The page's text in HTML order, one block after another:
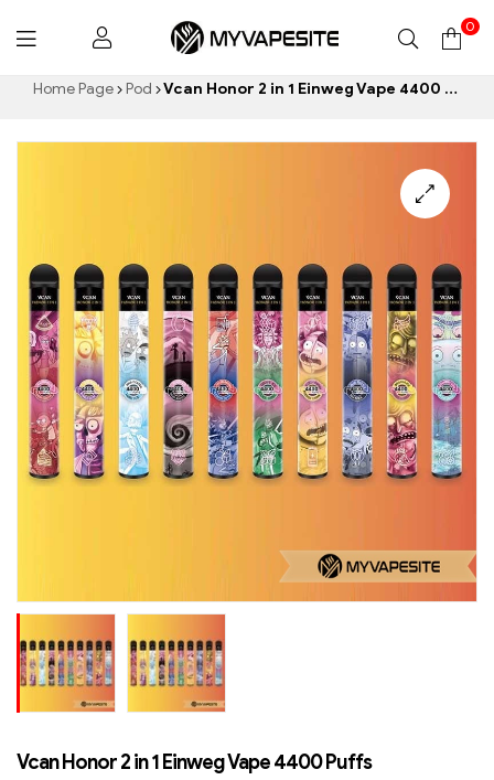
Myvapesite.de
0
Home Page Pod Vcan Honor 2 in 1 Einweg Vape 4400 Puffs
Vcan Honor 2 in 1 Einweg Vape 4400 Puffs